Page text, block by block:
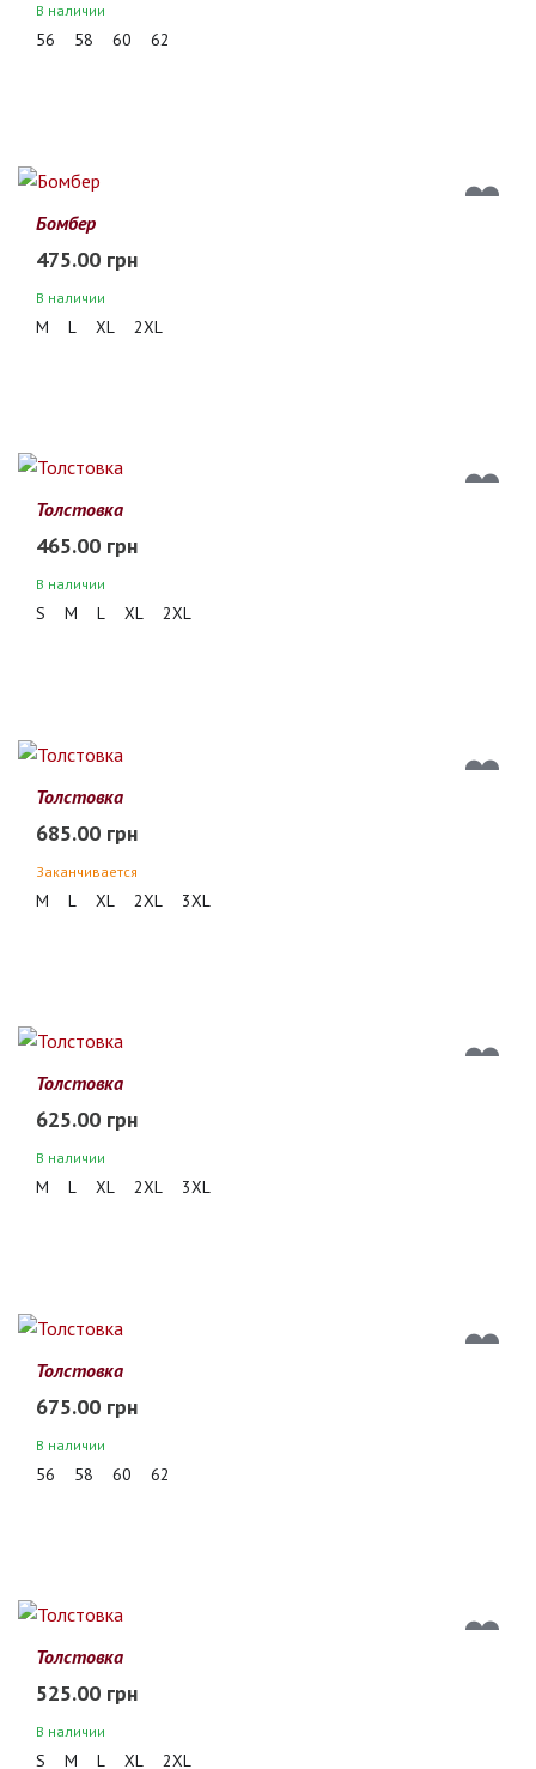
В наличии
56 58 60 62
Бомбер
475.00 грн
В наличии
M L XL 2XL
Толстовка
465.00 грн
В наличии
S M L XL 2XL
Толстовка
685.00 грн
Заканчивается
M L XL 2XL 3XL
Толстовка
625.00 грн
В наличии
M L XL 2XL 3XL
Толстовка
675.00 грн
В наличии
56 58 60 62
Толстовка
525.00 грн
В наличии
S M L XL 2XL